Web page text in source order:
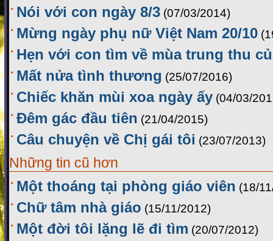
Nói với con ngày 8/3 (07/03/2014)
Mừng ngày phụ nữ Việt Nam 20/10
Hẹn với con tìm về mùa trung thu
Mất nửa tình thương (25/07/2016)
Chiếc khăn mùi xoa ngày ấy (04/03/
Đêm gác đầu tiên (21/04/2015)
Câu chuyện về Chị gái tôi (23/07/2013)
Những tin cũ hơn
Một thoáng tại phòng giáo viên (18/
Chữ tâm nhà giáo (15/11/2012)
Một đời tôi lặng lẽ đi tìm (20/07/2012)